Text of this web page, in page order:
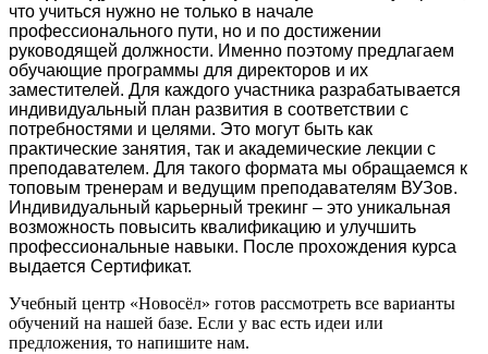
что учиться нужно не только в начале
профессионального пути, но и по достижении
руководящей должности. Именно поэтому предлагаем
обучающие программы для директоров и их
заместителей. Для каждого участника разрабатывается
индивидуальный план развития в соответствии с
потребностями и целями. Это могут быть как
практические занятия, так и академические лекции с
преподавателем. Для такого формата мы обращаемся к
топовым тренерам и ведущим преподавателям ВУЗов.
Индивидуальный карьерный трекинг – это уникальная
возможность повысить квалификацию и улучшить
профессиональные навыки. После прохождения курса
выдается Сертификат.
Учебный центр «Новосёл» готов рассмотреть все варианты
обучений на нашей базе. Если у вас есть идеи или
предложения, то напишите нам.